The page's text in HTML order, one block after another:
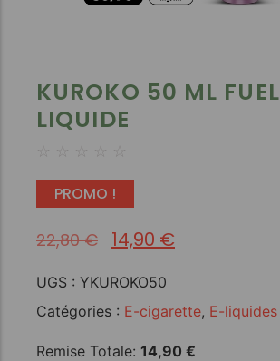
KUROKO 50 ML FUEL
LIQUIDE
☆ ☆ ☆ ☆ ☆
PROMO !
22,80€ 14,90 €
UGS : YKUROKO50
Catégories : E-cigarette, E-liquides
Remise Totale: 14,90 €